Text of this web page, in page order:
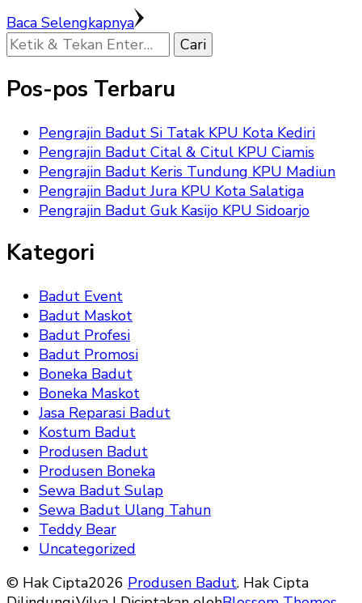
Baca Selengkapnya
Mencari
Sesuatu?
Pos-pos Terbaru
Pengrajin Badut Si Tatak KPU Kota Kediri
Pengrajin Badut Cital & Citul KPU Ciamis
Pengrajin Badut Keris Tundung KPU Madiun
Pengrajin Badut Jura KPU Kota Salatiga
Pengrajin Badut Guk Kasijo KPU Sidoarjo
Kategori
Badut Event
Badut Maskot
Badut Profesi
Badut Promosi
Boneka Badut
Boneka Maskot
Jasa Reparasi Badut
Kostum Badut
Produsen Badut
Produsen Boneka
Sewa Badut Sulap
Sewa Badut Ulang Tahun
Teddy Bear
Uncategorized
© Hak Cipta2026 Produsen Badut. Hak Cipta